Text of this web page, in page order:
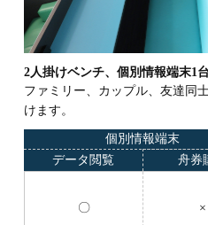
2人掛けベンチ、個別情報端末1
ファミリー、カップル、友達同
けます。
個別情報端末
データ閲覧
舟券
〇 ×